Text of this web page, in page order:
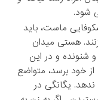
شود.
ماست، باید
هستی میدان
و در این
خود برسد، متواضع
ندهد. یگانگی در